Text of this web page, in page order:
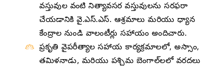
వస్తువుల వంటి నిత్యావసర వస్తువులను సరఫరా
చేయడానికి వై.ఎస్.ఎస్. ఆశ్రమాలు మరియు ధ్యాన
కేంద్రాల నుండి వాలంటీర్లు సహాయం అందిచారు.
ప్రకృతి వైపరీత్యాల సహాయ కార్యక్రమాలలో, అస్సాం,
తమిళనాడు, మరియు పశ్చిమ బెంగాల్‌లలో వరదలు